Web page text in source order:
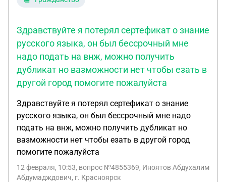
Здравствуйте я потерял сертефикат о знание
русского языка, он был бессрочный мне
надо подать на внж, можно получить
дубликат но вазможности нет чтобы езать в
другой город помогите пожалуйста
Здравствуйте я потерял сертефикат о знание
русского языка, он был бессрочный мне надо
подать на внж, можно получить дубликат но
вазможности нет чтобы езать в другой город
помогите пожалуйста
12 февраля, 10:53, вопрос №4855369, Иноятов Абдухалим
Абдумадждович, г. Красноярск